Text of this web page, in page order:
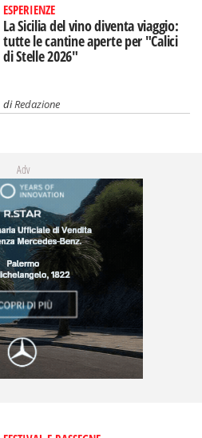
ESPERIENZE
La Sicilia del vino diventa viaggio:
tutte le cantine aperte per "Calici
di Stelle 2026"
diRedazione
Adv